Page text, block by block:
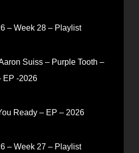
– Week 28 – Playlist
Suiss – Purple Tooth –
EP -2026
Ready – EP – 2026
– Week 27 – Playlist